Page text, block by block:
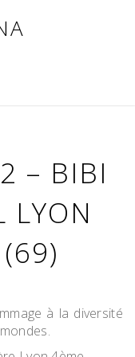
– BIBI
LYON
à la diversité